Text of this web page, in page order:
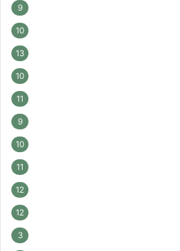
9
10
13
10
11
9
10
11
12
12
3